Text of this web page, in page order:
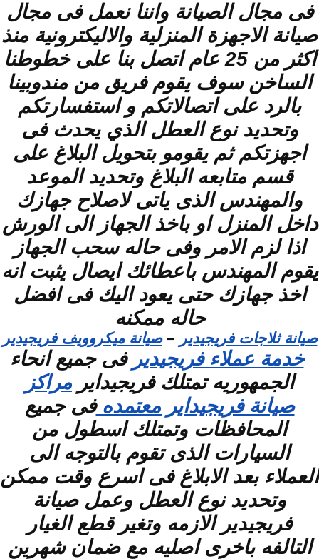
فى مجال الصيانة واننا نعمل فى مجال
صيانة الاجهزة المنزلية والاليكترونية منذ
اكثر من 25 عام اتصل بنا على خطوطنا
الساخن سوف يقوم فريق من مندوبينا
بالرد على اتصالاتكم و استفسارتكم
وتحديد نوع العطل الذي يحدث فى
اجهزتكم ثم يقومو بتحويل البلاغ على
قسم متابعه البلاغ وتحديد الموعد
والمهندس الذى ياتى لاصلاح جهازك
داخل المنزل او باخذ الجهاز الى الورش
اذا لزم الامر وفى حاله سحب الجهاز
يقوم المهندس باعطائك ايصال يثبت انه
اخذ جهازك حتى يعود اليك فى افضل
حاله ممكنه
صيانة ثلاجات فريجيدير –صيانة ميكروويف فريجيدير
خدمة عملاء فريجيدير فى جميع انحاء
الجمهوريه تمتلك فريجيداير مراكز
صيانة فريجيداير معتمدهفى جميع
المحافظات وتمتلك اسطول من
السيارات الذى تقوم بالتوجه الى
العملاء بعد الابلاغ فى اسرع وقت ممكن
وتحديد نوع العطل وعمل صيانة
فريجيدير الازمه وتغير قطع الغيار
التالفه باخرى اصليه مع ضمان شهرين